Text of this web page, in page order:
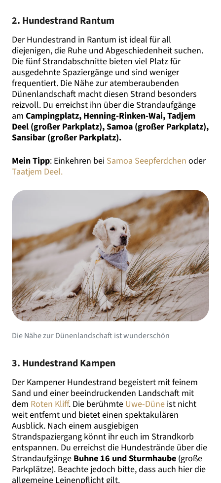
2. Hundestrand Rantum
Der Hundestrand in Rantum ist ideal für all
diejenigen, die Ruhe und Abgeschiedenheit suchen.
Die fünf Strandabschnitte bieten viel Platz für
ausgedehnte Spaziergänge und sind weniger
frequentiert. Die Nähe zur atemberaubenden
Dünenlandschaft macht diesen Strand besonders
reizvoll. Du erreichst ihn über die Strandaufgänge
am Campingplatz, Henning-Rinken-Wai, Tadjem
Deel (großer Parkplatz), Samoa (großer Parkplatz),
Sansibar (großer Parkplatz).
Mein Tipp: Einkehren bei Samoa Seepferdchen oder
Taatjem Deel.
Die Nähe zur Dünenlandschaft ist wunderschön
3. Hundestrand Kampen
Der Kampener Hundestrand begeistert mit feinem
Sand und einer beeindruckenden Landschaft mit
dem Roten Kliff. Die berühmte Uwe-Düne ist nicht
weit entfernt und bietet einen spektakulären
Ausblick. Nach einem ausgiebigen
Strandspaziergang könnt ihr euch im Strandkorb
entspannen. Du erreichst die Hundestrände über die
Strandaufgänge Buhne 16 und Sturmhaube (große
Parkplätze). Beachte jedoch bitte, dass auch hier die
allgemeine Leinenpflicht gilt.